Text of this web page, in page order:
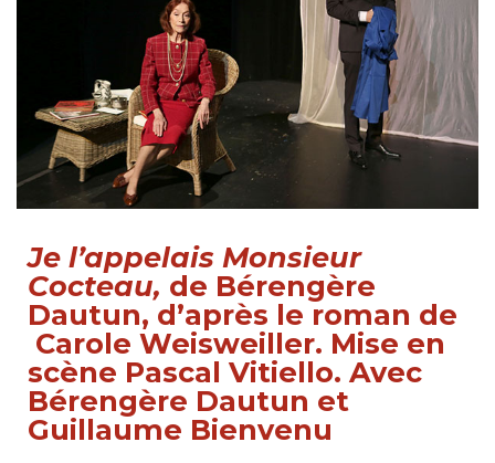
Je l’appelais Monsieur
Cocteau, de Bérengère
Dautun, d’après le roman de
Carole Weisweiller. Mise en
scène Pascal Vitiello. Avec
Bérengère Dautun et
Guillaume Bienvenu